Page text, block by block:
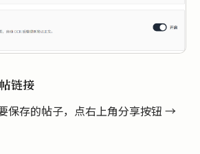
链接
保存的帖子，点右上角分享按钮 →